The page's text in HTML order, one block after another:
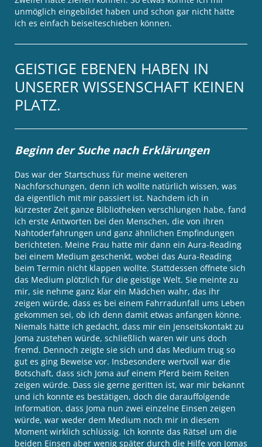
unmöglich eingebildet haben und schon gar nicht hätte
ich es einfach beiseiteschieben können.
GEISTIGE EBENEN HABEN IN
UNSERER WISSENSCHAFT KEINEN
PLATZ.
Beginn der Suche nach Erklärungen
Das war der Startschuss für meine weiteren
Nachforschungen, denn ich wollte natürlich wissen, was
da eigentlich mit mir passiert ist. Nachdem ich in
kürzester Zeit ganze Bibliotheken verschlungen habe, fand
ich erste Antworten bei den Menschen, die von ihren
Nahtoderfahrungen und ganz ähnlichen Empfindungen
berichteten. Meine Frau hatte mir dann ein Aura-Reading
bei einem Medium geschenkt, wobei das Aura-Reading
beim Termin nicht klappen wollte. Stattdessen öffnete sich
das Medium plötzlich für die geistige Welt. Sie meinte zu
mir, sie nehme ganz klar ein Mädchen wahr, das ihr
zeigen würde, dass es bei einem Fahrradunfall ums Leben
gekommen sei, ob ich denn damit etwas anfangen könne.
Niemals hätte ich gedacht, dass mir ein Jenseitskontakt zu
Joma zustehen würde, schließlich waren wir uns doch
fremd. Dennoch zeigte sie sich und das Medium trug so
gut es ging Beweise vor. Insbesondere wertvoll war die
Botschaft, dass sich Joma auf einem Pferd beim Reiten
zeigen würde. Dass sie gerne geritten ist, war mir bekannt
und ich konnte es bestätigen, doch die darauffolgende
Information, dass Joma nun zwei einzelne Einsen zeigen
würde, war weder dem Medium noch mir in diesem
Moment wirklich schlüssig. Ich konnte das Rätsel um die
beiden Einsen aber wenig später durch die Hilfe von Jomas